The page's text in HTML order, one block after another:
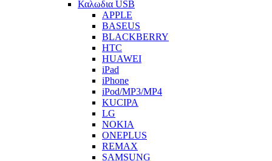
Καλωδια USB
APPLE
BASEUS
BLACKBERRY
HTC
HUAWEI
iPad
iPhone
iPod/MP3/MP4
KUCIPA
LG
NOKIA
ONEPLUS
REMAX
SAMSUNG